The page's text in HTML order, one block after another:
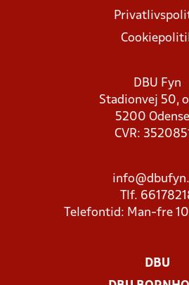
DBU Fyn
Stadionvej 50,
5200
CVR:
Tlf.
Telefontid: Man-fre
DBU